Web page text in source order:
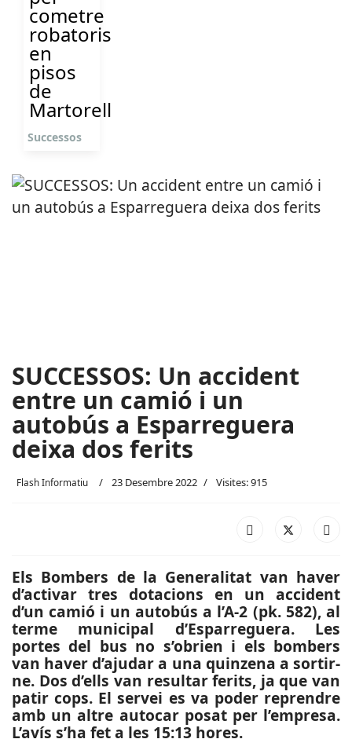
cometre
robatoris
en
pisos
de
Martorell
Successos
SUCCESSOS: Un accident
entre un camió i un
autobús a Esparreguera
deixa dos ferits
Flash Informatiu 23 Desembre 2022 Visites: 915
Els Bombers de la Generalitat van haver
d’activar tres dotacions en un accident
d’un camió i un autobús a l’A-2 (pk. 582), al
terme municipal d’Esparreguera. Les
portes del bus no s’obrien i els bombers
van haver d’ajudar a una quinzena a sortir-
ne. Dos d’ells van resultar ferits, ja que van
patir cops. El servei es va poder reprendre
amb un altre autocar posat per l’empresa.
L’avís s’ha fet a les 15:13 hores.